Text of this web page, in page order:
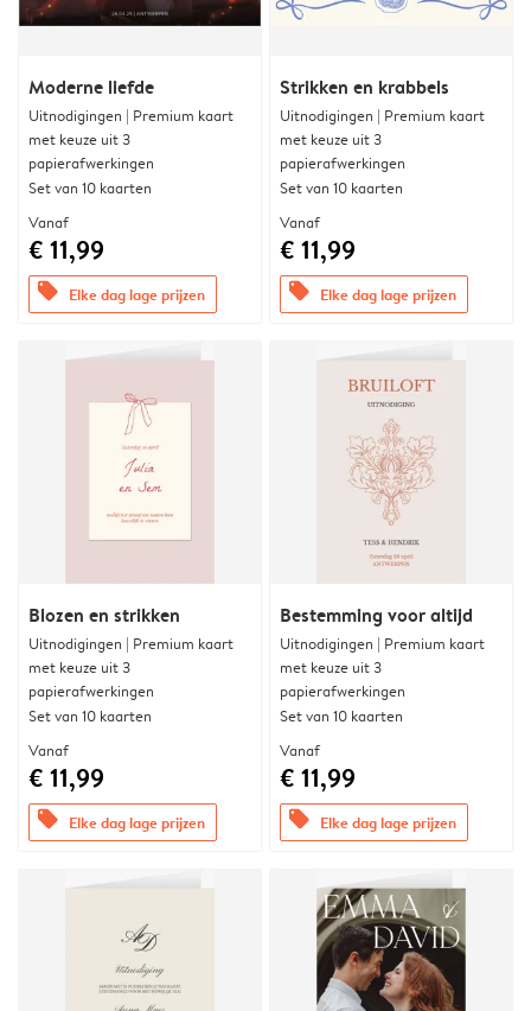
Moderne liefde
Uitnodigingen | Premium kaart
met keuze uit 3
papierafwerkingen
Set van 10 kaarten
Vanaf
€ 11,99
offers Elke dag lage prijzen
Strikken en krabbels
Uitnodigingen | Premium kaart
met keuze uit 3
papierafwerkingen
Set van 10 kaarten
Vanaf
€ 11,99
offers Elke dag lage prijzen
Blozen en strikken
Uitnodigingen | Premium kaart
met keuze uit 3
papierafwerkingen
Set van 10 kaarten
Vanaf
€ 11,99
offers Elke dag lage prijzen
Bestemming voor altijd
Uitnodigingen | Premium kaart
met keuze uit 3
papierafwerkingen
Set van 10 kaarten
Vanaf
€ 11,99
offers Elke dag lage prijzen